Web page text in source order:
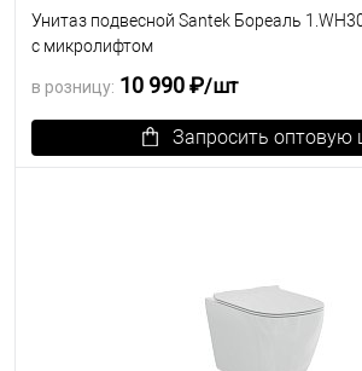
Унитаз подвесной Santek Бореаль
с микролифтом
в розницу: 10 990 ₽/шт
Запросить оптовую